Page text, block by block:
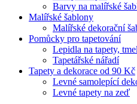
Barvy na malířské
Malířské šablony
Malířské dekorační
Pomůcky pro tapetování
Lepidla na tapety,
Tapetářské nářadí
Tapety a dekorace od 90 Kč
Levné samolepící
Levné tapety na zeď